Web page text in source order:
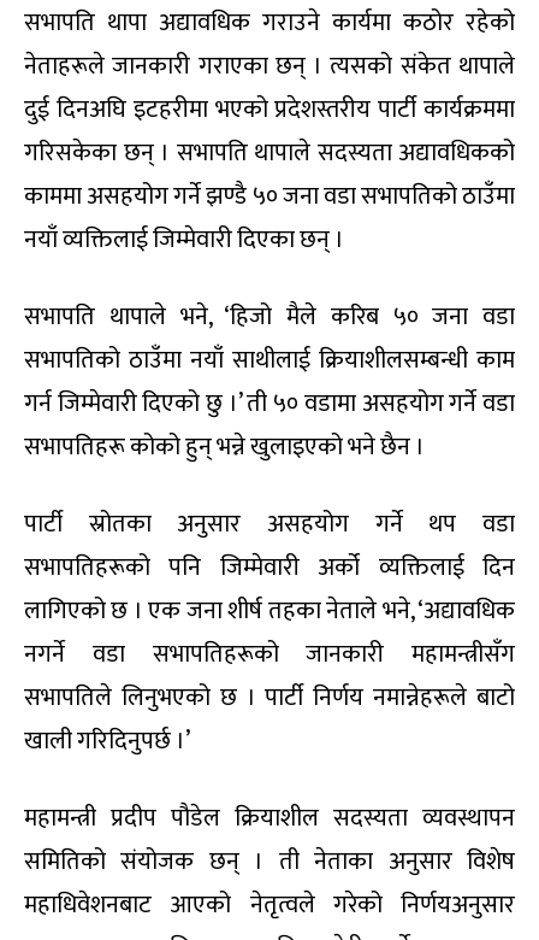
सभापति थापा अद्यावधिक गराउने कार्यमा कठोर रहेको
नेताहरूले जानकारी गराएका छन् । त्यसको संकेत थापाले
दुई दिनअघि इटहरीमा भएको प्रदेशस्तरीय पार्टी कार्यक्रममा
गरिसकेका छन् । सभापति थापाले सदस्यता अद्यावधिकको
काममा असहयोग गर्ने झण्डै ५० जना वडा सभापतिको ठाउँमा
नयाँ व्यक्तिलाई जिम्मेवारी दिएका छन् ।
सभापति थापाले भने, ‘हिजो मैले करिब ५० जना वडा
सभापतिको ठाउँमा नयाँ साथीलाई क्रियाशीलसम्बन्धी काम
गर्न जिम्मेवारी दिएको छु ।’ ती ५० वडामा असहयोग गर्ने वडा
सभापतिहरू कोको हुन् भन्ने खुलाइएको भने छैन ।
पार्टी स्रोतका अनुसार असहयोग गर्ने थप वडा
सभापतिहरूको पनि जिम्मेवारी अर्को व्यक्तिलाई दिन
लागिएको छ । एक जना शीर्ष तहका नेताले भने, ‘अद्यावधिक
नगर्ने वडा सभापतिहरूको जानकारी महामन्त्रीसँग
सभापतिले लिनुभएको छ । पार्टी निर्णय नमान्नेहरूले बाटो
खाली गरिदिनुपर्छ ।’
महामन्त्री प्रदीप पौडेल क्रियाशील सदस्यता व्यवस्थापन
समितिको संयोजक छन् । ती नेताका अनुसार विशेष
महाधिवेशनबाट आएको नेतृत्वले गरेको निर्णयअनुसार